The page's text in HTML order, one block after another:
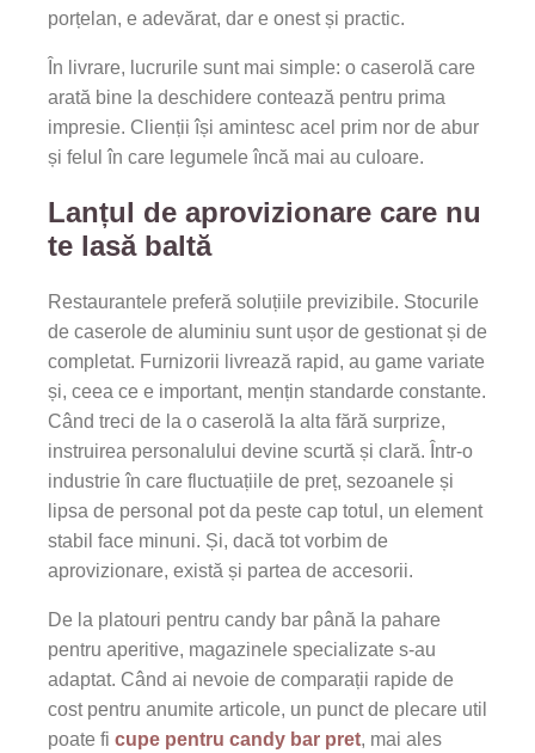
porțelan, e adevărat, dar e onest și practic.
În livrare, lucrurile sunt mai simple: o caserolă care
arată bine la deschidere contează pentru prima
impresie. Clienții își amintesc acel prim nor de abur
și felul în care legumele încă mai au culoare.
Lanțul de aprovizionare care nu
te lasă baltă
Restaurantele preferă soluțiile previzibile. Stocurile
de caserole de aluminiu sunt ușor de gestionat și de
completat. Furnizorii livrează rapid, au game variate
și, ceea ce e important, mențin standarde constante.
Când treci de la o caserolă la alta fără surprize,
instruirea personalului devine scurtă și clară. Într-o
industrie în care fluctuațiile de preț, sezoanele și
lipsa de personal pot da peste cap totul, un element
stabil face minuni. Și, dacă tot vorbim de
aprovizionare, există și partea de accesorii.
De la platouri pentru candy bar până la pahare
pentru aperitive, magazinele specializate s-au
adaptat. Când ai nevoie de comparații rapide de
cost pentru anumite articole, un punct de plecare util
poate fi cupe pentru candy bar pret, mai ales